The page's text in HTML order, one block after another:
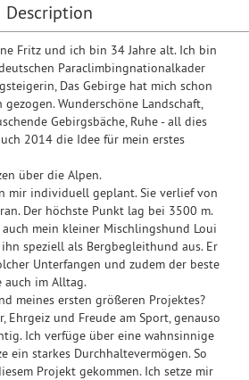
Description
Fritz und ich bin 34 Jahre alt. Ich bin
Paraclimbingnationalkader
Das Gebirge hat mich schon
Wunderschöne Landschaft,
Gebirgsbäche, Ruhe - all dies
2014 die Idee für mein erstes
über die Alpen.
mir individuell geplant. Sie verlief von
Der höchste Punkt lag bei 3500 m.
mein kleiner Mischlingshund Loui
speziell als Bergbegleithund aus. Er
Unterfangen und zudem der beste
auch im Alltag.
meines ersten größeren Projektes?
Ehrgeiz und Freude am Sport, genauso
Ich verfüge über eine wahnsinnige
ein starkes Durchhaltevermögen. So
Projekt gekommen. Ich setze mir